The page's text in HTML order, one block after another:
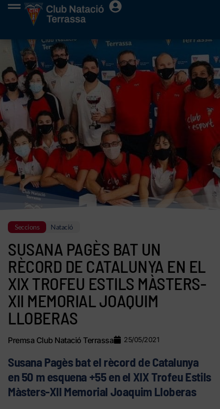
Seccions Natació
SUSANA PAGÈS BAT UN
RÈCORD DE CATALUNYA EN EL
XIX TROFEU ESTILS MÀSTERS-
XII MEMORIAL JOAQUIM
LLOBERAS
Premsa Club Natació Terrassa 25/05/2021
Susana Pagès bat el rècord de Catalunya
en 50 m esquena +55 en el XIX Trofeu Estils
Màsters-XII Memorial Joaquim Lloberas